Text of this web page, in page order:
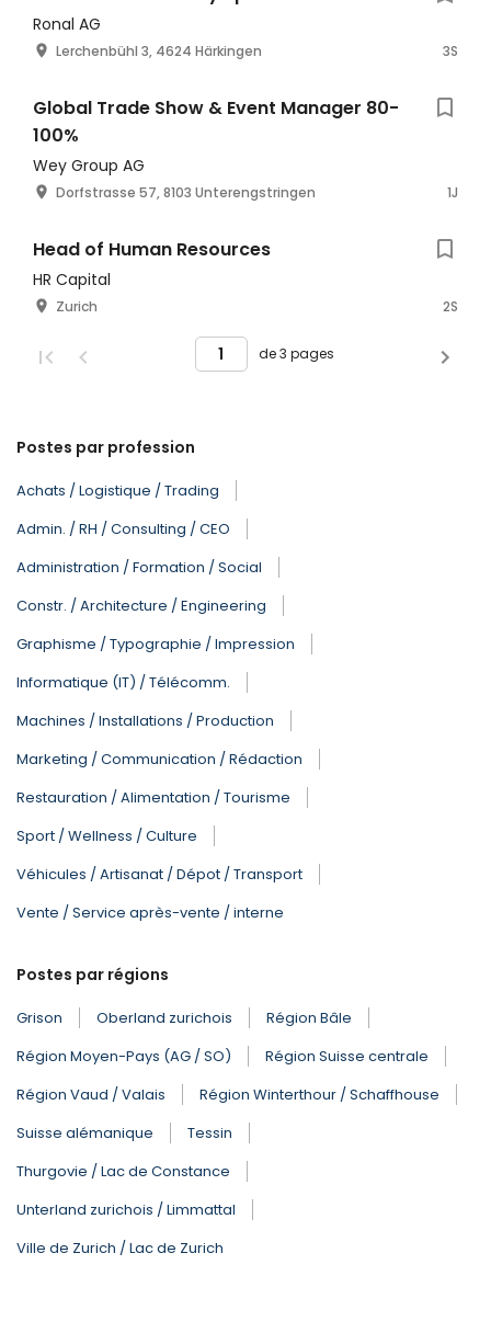
Ronal AG
Lerchenbühl 3, 4624 Härkingen 3S
Global Trade Show & Event Manager 80-
100%
Wey Group AG
Dorfstrasse 57, 8103 Unterengstringen 1J
Head of Human Resources
HR Capital
Zurich 2S
de 3 pages
Postes par profession
Achats / Logistique / Trading
Admin. / RH / Consulting / CEO
Administration / Formation / Social
Constr. / Architecture / Engineering
Graphisme / Typographie / Impression
Informatique (IT) / Télécomm.
Machines / Installations / Production
Marketing / Communication / Rédaction
Restauration / Alimentation / Tourisme
Sport / Wellness / Culture
Véhicules / Artisanat / Dépot / Transport
Vente / Service après-vente / interne
Postes par régions
Grison Oberland zurichois
Région Bâle
Région Moyen-Pays (AG / SO)
Région Suisse centrale
Région Vaud / Valais
Région Winterthour / Schaffhouse
Suisse alémanique
Tessin
Thurgovie / Lac de Constance
Unterland zurichois / Limmattal
Ville de Zurich / Lac de Zurich